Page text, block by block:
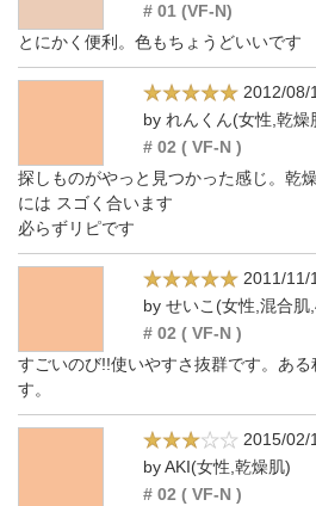
# 01 (VF-N)
とにかく便利。色もちょうどいいです
2012/08/
by れんくん(女性,乾燥
# 02 ( VF-N )
探しものがやっと見つかった感じ。乾
には スゴく合います
必らずリピです
2011/11/
by せいこ(女性,混合肌
# 02 ( VF-N )
すごいのび!!使いやすさ抜群です。あ
す。
2015/02/
by AKI(女性,乾燥肌)
# 02 ( VF-N )